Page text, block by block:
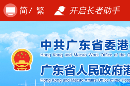
简/ 繁 开启长者助手